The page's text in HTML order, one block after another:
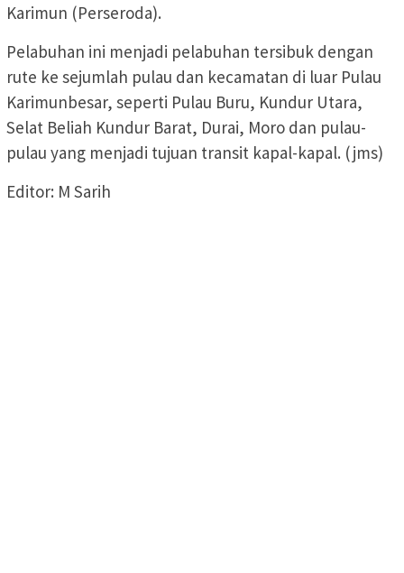
Karimun (Perseroda).
Pelabuhan ini menjadi pelabuhan tersibuk dengan
rute ke sejumlah pulau dan kecamatan di luar Pulau
Karimunbesar, seperti Pulau Buru, Kundur Utara,
Selat Beliah Kundur Barat, Durai, Moro dan pulau-
pulau yang menjadi tujuan transit kapal-kapal. (jms)
Editor: M Sarih